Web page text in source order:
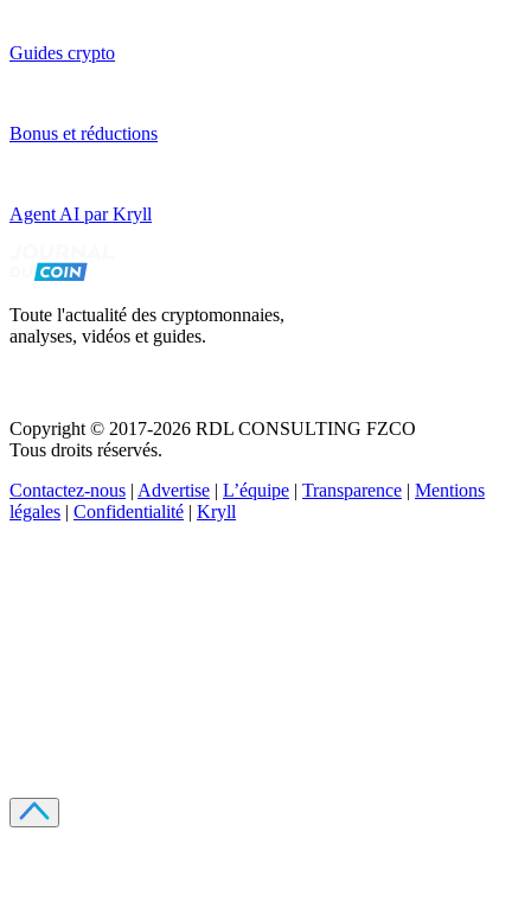
Guides crypto
Bonus et réductions
Agent AI par Kryll
Toute l'actualité des cryptomonnaies,
analyses, vidéos et guides.
Copyright © 2017-2026 RDL CONSULTING FZCO
Tous droits réservés.
Contactez-nous | Advertise | L’équipe | Transparence | Mentions
légales | Confidentialité | Kryll